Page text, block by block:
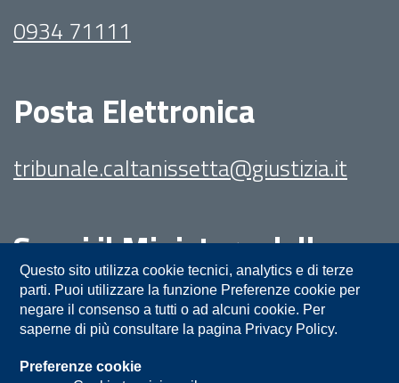
0934 71111
Posta Elettronica
tribunale.caltanissetta@giustizia.it
Segui il Ministero della
Giustizia su:
Questo sito utilizza cookie tecnici, analytics e di terze
parti. Puoi utilizzare la funzione Preferenze cookie per
negare il consenso a tutti o ad alcuni cookie. Per
saperne di più consultare la pagina Privacy Policy.
Preferenze cookie